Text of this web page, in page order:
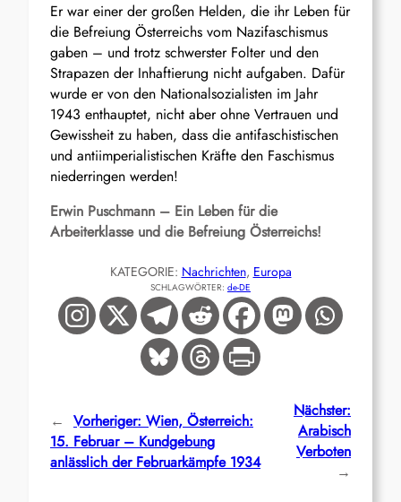
Er war einer der großen Helden, die ihr Leben für
die Befreiung Österreichs vom Nazifaschismus
gaben – und trotz schwerster Folter und den
Strapazen der Inhaftierung nicht aufgaben. Dafür
wurde er von den Nationalsozialisten im Jahr
1943 enthauptet, nicht aber ohne Vertrauen und
Gewissheit zu haben, dass die antifaschistischen
und antiimperialistischen Kräfte den Faschismus
niederringen werden!
Erwin Puschmann – Ein Leben für die
Arbeiterklasse und die Befreiung Österreichs!
KATEGORIE: Nachrichten, Europa
SCHLAGWÖRTER: de-DE
← Vorheriger: Wien, Österreich:
15. Februar – Kundgebung
anlässlich der Februarkämpfe 1934
Nächster:
Arabisch
Verboten
→